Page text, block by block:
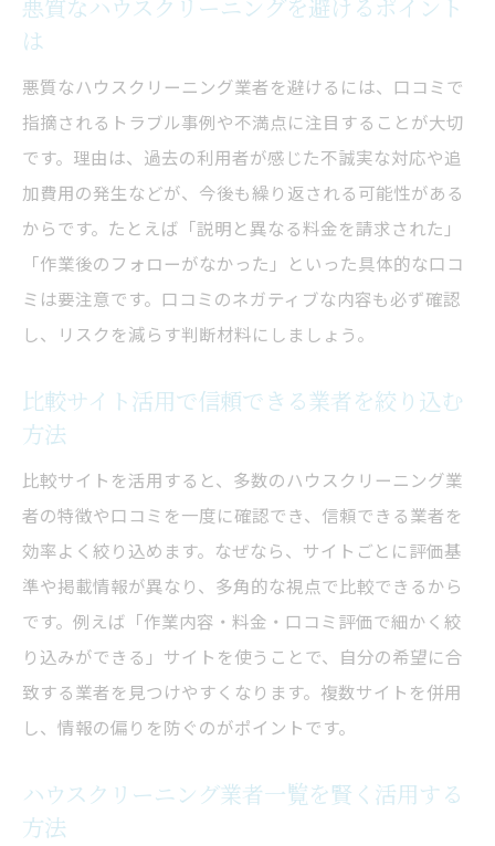
比較サイトを使ったハウスクリーニング業者の
ハウスクリーニング業者比較サイトの活用
術
口コミを重視した比較ポイントとは
料金表やサービス内容を比較して納得の選
択を
口コミ分析で最適なハウスクリーニング業
ハウスクリーニング料金表の活用ポイントとは
料金表から分かるハウスクリーニングの相
場感
口コミで指摘される料金トラブルの傾向
料金表とサービス内容を丁寧に比較する方
法
悪質業者の料金表には注意が必要
悪質なハウスクリーニングを避けるポイント
は
悪質なハウスクリーニング業者を避けるには、口コミで
指摘されるトラブル事例や不満点に注目することが大切
です。理由は、過去の利用者が感じた不誠実な対応や追
加費用の発生などが、今後も繰り返される可能性がある
からです。たとえば「説明と異なる料金を請求された」
「作業後のフォローがなかった」といった具体的な口コ
ミは要注意です。口コミのネガティブな内容も必ず確認
し、リスクを減らす判断材料にしましょう。
比較サイト活用で信頼できる業者を絞り込む
方法
比較サイトを活用すると、多数のハウスクリーニング業
者の特徴や口コミを一度に確認でき、信頼できる業者を
効率よく絞り込めます。なぜなら、サイトごとに評価基
準や掲載情報が異なり、多角的な視点で比較できるから
です。例えば「作業内容・料金・口コミ評価で細かく絞
り込みができる」サイトを使うことで、自分の希望に合
致する業者を見つけやすくなります。複数サイトを併用
し、情報の偏りを防ぐのがポイントです。
ハウスクリーニング業者一覧を賢く活用する
方法